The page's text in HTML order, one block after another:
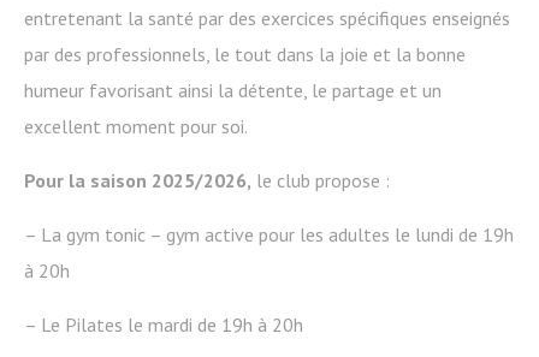
entretenant la santé par des exercices spécifiques enseignés
par des professionnels, le tout dans la joie et la bonne
humeur favorisant ainsi la détente, le partage et un
excellent moment pour soi.
Pour la saison 2025/2026, le club propose :
– La gym tonic – gym active pour les adultes le lundi de 19h
à 20h
– Le Pilates le mardi de 19h à 20h